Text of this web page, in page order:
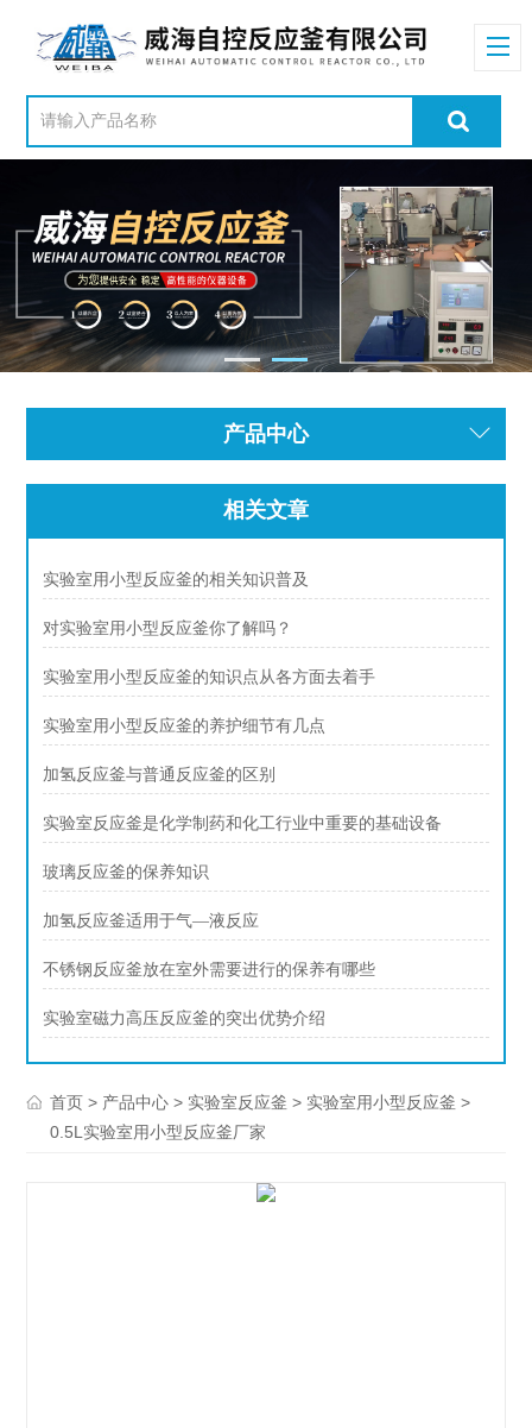
产品中心
相关文章
实验室用小型反应釜的相关知识普及
对实验室用小型反应釜你了解吗？
实验室用小型反应釜的知识点从各方面去着手
实验室用小型反应釜的养护细节有几点
加氢反应釜与普通反应釜的区别
实验室反应釜是化学制药和化工行业中重要的基础设备
玻璃反应釜的保养知识
加氢反应釜适用于气—液反应
不锈钢反应釜放在室外需要进行的保养有哪些
实验室磁力高压反应釜的突出优势介绍
首页 > 产品中心 > 实验室反应釜 > 实验室用小型反应釜 >
0.5L实验室用小型反应釜厂家